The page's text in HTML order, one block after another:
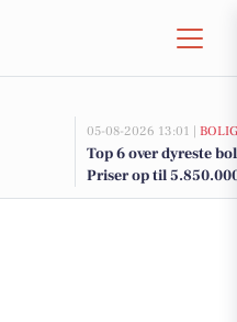
05-08-2026 13:01 |
Top 6 over dyreste
Priser op til